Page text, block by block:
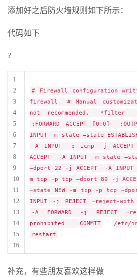
添加好之后防火墙规则如下所示：
代码如下
?
1
2
3
4
5
6
7
8
9
10
11
12
13
14
15
16
# Firewall configuration
firewall
# Manual
not recommended.
*filter
:FORWARD ACCEPT [0:0]
INPUT -m state –state
-A INPUT -p icmp -j ACCEPT
ACCEPT
-A INPUT -m state
–dport 22 -j ACCEPT
-A
m tcp -p tcp –dport 80 -j
–state NEW -m tcp -p tcp
INPUT -j REJECT –reject-
-A FORWARD -j REJECT
prohibited
COMMIT /etc/
restart
补充，有些朋友喜欢这样做